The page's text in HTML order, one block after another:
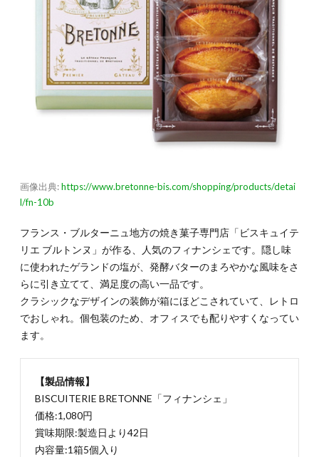
3.お
しゃ
れで
小粋
な変
わり
種系
の手
土産
らない
めんナ
ッツ」
（賞味
期限
30
日）
3.2.
テチと
かれ
「グラ
ビー」
（賞味
期限
画像出典:https://www.bretonne-bis.com/shopping/products/detai
l/fn-10b
フランス・ブルターニュ地方の焼き菓子専門店「ビスキュイテ
リエ ブルトンヌ」が作る、人気のフィナンシェです。隠し味
に使われたゲランドの塩が、発酵バターのまろやかな風味をさ
らに引き立てて、満足度の高い一品です。
クラシックなデザインの装飾が箱にほどこされていて、レトロ
でおしゃれ。個包装のため、オフィスでも配りやすくなってい
ます。
【製品情報】
BISCUITERIE BRETONNE「フィナンシェ」
価格:1,080円
賞味期限:製造日より42日
内容量:1箱5個入り